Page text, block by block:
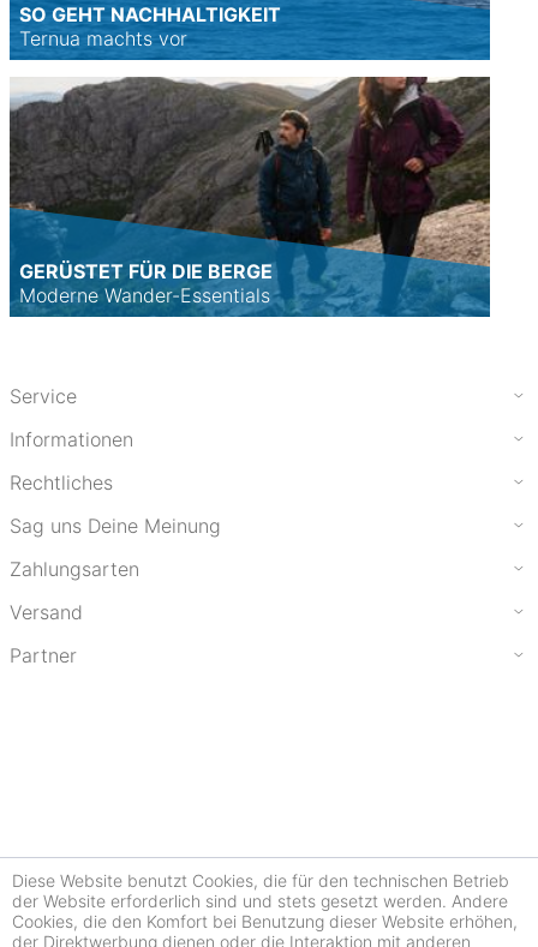
SO GEHT NACHHALTIGKEIT
Ternua machts vor
GERÜSTET FÜR DIE BERGE
Moderne Wander-Essentials
Service
Informationen
Rechtliches
Sag uns Deine Meinung
Zahlungsarten
Versand
Partner
Diese Website benutzt Cookies, die für den technischen Betrieb
der Website erforderlich sind und stets gesetzt werden. Andere
Cookies, die den Komfort bei Benutzung dieser Website erhöhen,
der Direktwerbung dienen oder die Interaktion mit anderen